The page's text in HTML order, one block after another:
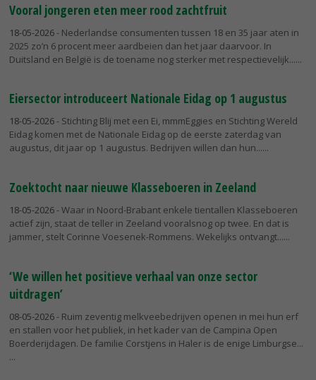
Vooral jongeren eten meer rood zachtfruit
18-05-2026- Nederlandse consumenten tussen 18 en 35 jaar aten in
2025 zo’n 6 procent meer aardbeien dan het jaar daarvoor. In
Duitsland en België is de toename nog sterker met respectievelijk...
Eiersector introduceert Nationale Eidag op 1 augustus
18-05-2026- Stichting Blij met een Ei, mmmEggies en Stichting Wereld
Eidag komen met de Nationale Eidag op de eerste zaterdag van
augustus, dit jaar op 1 augustus. Bedrijven willen dan hun...
Zoektocht naar nieuwe Klasseboeren in Zeeland
18-05-2026- Waar in Noord-Brabant enkele tientallen Klasseboeren
actief zijn, staat de teller in Zeeland vooralsnog op twee. En dat is
jammer, stelt Corinne Voesenek-Rommens. Wekelijks ontvangt...
‘We willen het positieve verhaal van onze sector
uitdragen’
08-05-2026- Ruim zeventig melkveebedrijven openen in mei hun erf
en stallen voor het publiek, in het kader van de Campina Open
Boerderijdagen. De familie Corstjens in Haler is de enige Limburgse...